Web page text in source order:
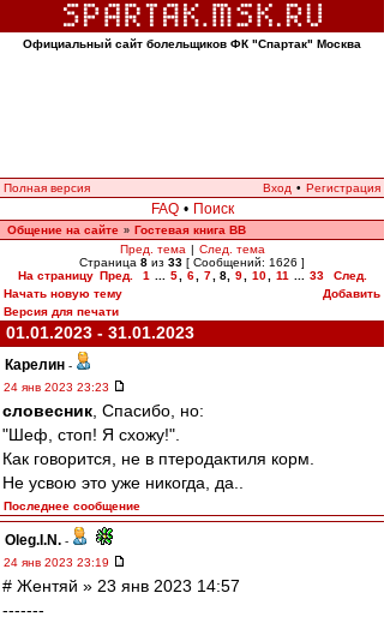
Официальный сайт болельщиков ФК "Спартак" Москва
Полная версия Вход • Регистрация
FAQ • Поиск
Общение на сайте » Гостевая книга ВВ
Пред. тема | След. тема
Страница 8 из 33 [ Сообщений: 1626 ]
На страницу Пред. 1 5 6 7 8, 9 10 11 33
След.
Начать новую тему
Добавить
Версия для печати
01.01.2023 - 31.01.2023
Карелин -
24 янв 2023 23:23
словесник , Спасибо, но:
"Шеф, стоп! Я схожу!".
Как говорится, не в птеродактиля корм.
Не усвою это уже никогда, да..
Последнее сообщение
Oleg.I.N. -
24 янв 2023 23:19
# Жентяй » 23 янв 2023 14:57
-------